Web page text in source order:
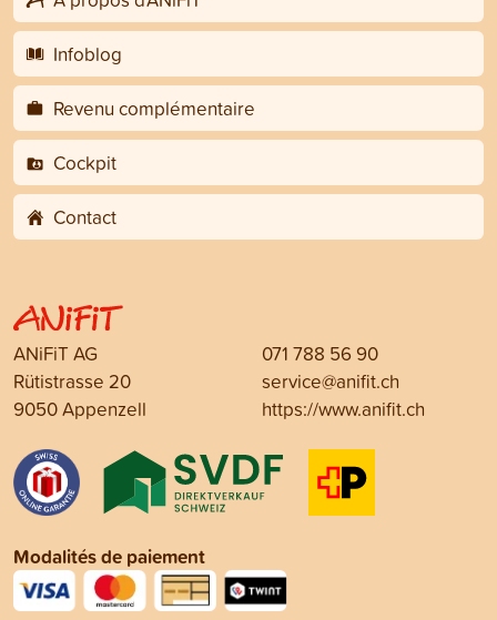
Infoblog
Revenu complémentaire
Cockpit
Contact
ANiFiT AG
Rütistrasse 20
9050 Appenzell
071 788 56 90
service@anifit.ch
https://www.anifit.ch
Modalités de paiement